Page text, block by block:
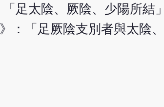
足太陰、厥陰、少陽所結
：「足厥陰支別者與太陰